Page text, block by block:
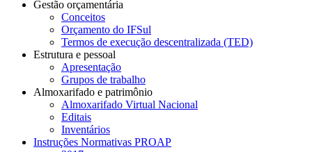
Gestão orçamentária
Conceitos
Orçamento do IFSul
Termos de execução descentralizada (TED)
Estrutura e pessoal
Apresentação
Grupos de trabalho
Almoxarifado e patrimônio
Almoxarifado Virtual Nacional
Editais
Inventários
Instruções Normativas PROAP